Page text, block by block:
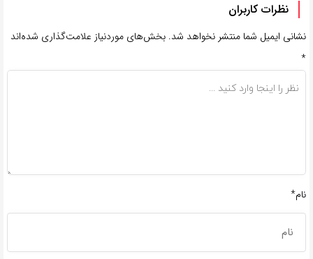
نظرات کاربران
نشانی ایمیل شما منتشر نخواهد شد. بخش‌های موردنیاز علامت‌گذاری شده‌اند
*
نام*